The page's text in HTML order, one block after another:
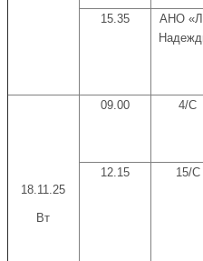
15.35
АНО
18.11.25
Вт
09.00 4/С
12.15 15/С